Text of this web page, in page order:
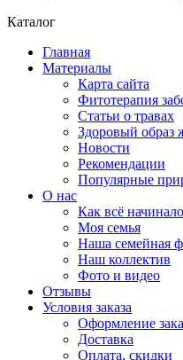
Каталог
Главная
Материалы
Карта сайта
Фитотерапия
Статьи о травах
Здоровый образ
Новости
Рекомендации
Популярные
О нас
Как всё
Моя семья
Наша семейная
Наш коллектив
Фото и видео
Отзывы
Условия заказа
Оформление
Доставка
Оплата, скидки